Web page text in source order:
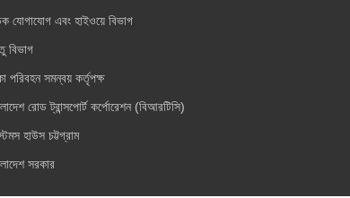
যোগাযোগ এবং হাইওয়ে বিভাগ
বিভাগ
পরিবহন সমন্বয় কর্তৃপক্ষ
রোড ট্রান্সপোর্ট কর্পোরেশন (বিআরটিসি)
হাউস চট্টগ্রাম
সরকার